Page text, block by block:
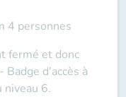
4 personnes
fermé et donc
d'accès à
niveau 6.